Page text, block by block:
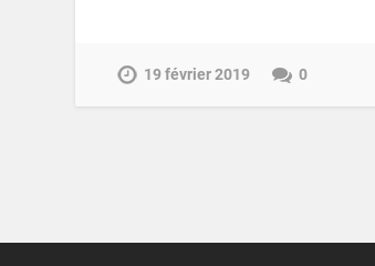
19 février 2019 0